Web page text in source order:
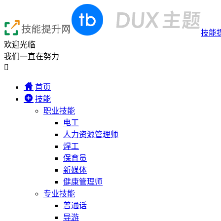
技能
欢迎光临
我们一直在努力

首页
技能
职业技能
电工
人力资源管理师
焊工
保育员
新媒体
健康管理师
专业技能
普通话
导游